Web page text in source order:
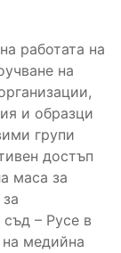
работата на
на
и образци
групи
достъп
маса за
– Русе в
на медийна